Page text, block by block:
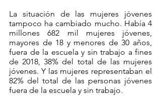
La situación de las mujeres jóvenes
tampoco ha cambiado mucho. Había 4
millones 682 mil mujeres jóvenes,
mayores de 18 y menores de 30 años,
fuera de la escuela y sin trabajo a fines
de 2018, 38% del total de las mujeres
jóvenes. Y las mujeres representaban el
82% del total de las personas jóvenes
fuera de la escuela y sin trabajo.